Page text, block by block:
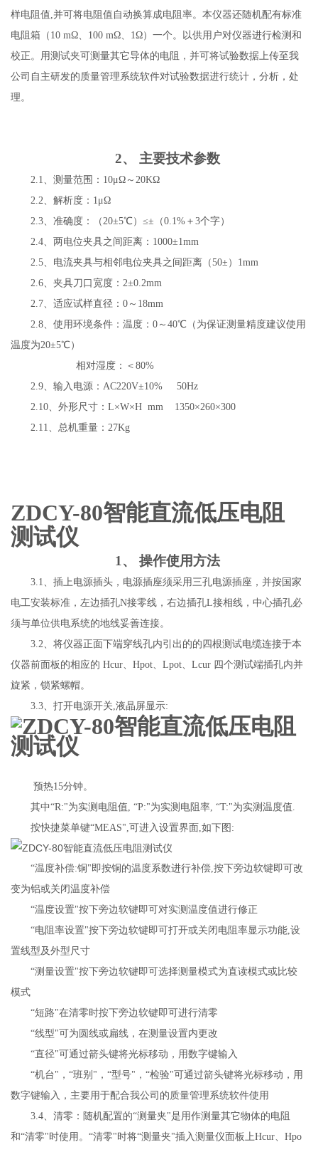
样电阻值,并可将电阻值自动换算成电阻率。本仪器还随机配有标准
电阻箱（10 mΩ、100 mΩ、1Ω）一个。以供用户对仪器进行检测和
校正。用测试夹可测量其它导体的电阻，并可将试验数据上传至我
公司自主研发的质量管理系统软件对试验数据进行统计，分析，处
理。
2、 主要技术参数
2.1、测量范围：10μΩ～20KΩ
2.2、解析度：1μΩ
2.3、准确度：（20±5℃）≤±（0.1%＋3个字）
2.4、两电位夹具之间距离：1000±1mm
2.5、电流夹具与相邻电位夹具之间距离（50±）1mm
2.6、夹具刀口宽度：2±0.2mm
2.7、适应试样直径：0～18mm
2.8、使用环境条件：温度：0～40℃（为保证测量精度建议使用
温度为20±5℃）
相对湿度：＜80%
2.9、输入电源：AC220V±10% 50Hz
2.10、外形尺寸：L×W×H mm 1350×260×300
2.11、总机重量：27Kg
ZDCY-80智能直流低压电阻
测试仪
1、 操作使用方法
3.1、插上电源插头，电源插座须采用三孔电源插座，并按国家
电工安装标准，左边插孔N接零线，右边插孔L接相线，中心插孔必
须与单位供电系统的地线妥善连接。
3.2、将仪器正面下端穿线孔内引出的的四根测试电缆连接于本
仪器前面板的相应的 Hcur、Hpot、Lpot、Lcur 四个测试端插孔内并
旋紧，锁紧螺帽。
3.3、打开电源开关,液晶屏显示:
预热15分钟。
其中“R:"为实测电阻值 , “P:"为实测电阻率 , “T:"为实测温度值
按快捷菜单键“MEAS" ,可进入设置界面,如下图:
“温度补偿:铜" 即按铜的温度系数进行补偿 ,按下旁边软键即可改
变为铝或关闭温度补偿
“温度设置"按下旁边软键即可对实测温度值进行修正
“电阻率设置"按下旁边软键即可打开或关闭电阻率显示功能 ,设
置线型及外型尺寸
“测量设置"按下旁边软键即可选择测量模式为直读模式或比较
模式
“短路"在清零时按下旁边软键即可进行清零
“线型"可为圆线或扁线，在测量设置内更改
“直径"可通过箭头键将光标移动，用数字键输入
“机台"，“班别"，“型号"，“检验"可通过箭头键将光标移动，用
数字键输入，主要用于配合我公司的质量管理系统软件使用
3.4、清零：随机配置的“测量夹"是用作测量其它物体的电阻
和“清零"时使用。“清零"时将“测量夹"插入测量仪面板上Hcur、Hpo